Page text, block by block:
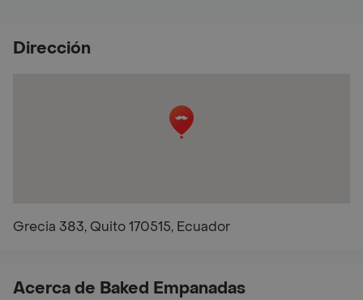
Dirección
Grecia 383, Quito 170515, Ecuador
Acerca de Baked Empanadas